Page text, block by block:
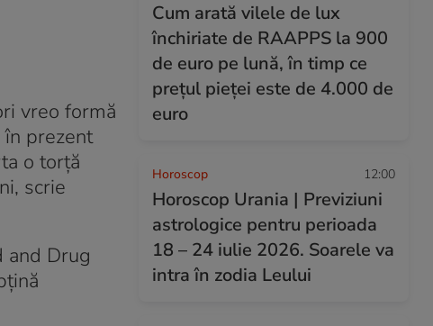
vreo formă
în prezent
o torță
scrie
and Drug
Cum arată vilele de lux
închiriate de RAAPPS la 900
de euro pe lună, în timp ce
prețul pieței este de 4.000 de
euro
Horoscop 12:00
Horoscop Urania | Previziuni
astrologice pentru perioada
18 – 24 iulie 2026. Soarele va
intra în zodia Leului